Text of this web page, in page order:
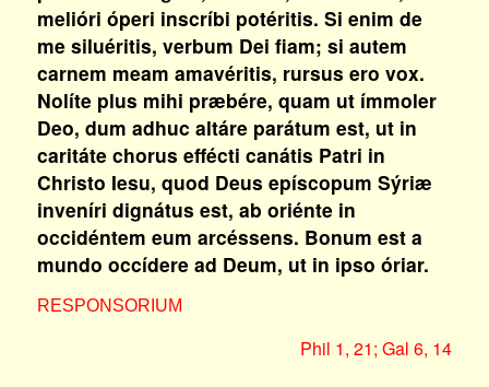
melióri óperi inscríbi potéritis. Si enim de
me siluéritis, verbum Dei fiam; si autem
carnem meam amavéritis, rursus ero vox.
Nolíte plus mihi præbére, quam ut ímmoler
Deo, dum adhuc altáre parátum est, ut in
caritáte chorus effécti canátis Patri in
Christo Iesu, quod Deus epíscopum Sýriæ
inveníri dignátus est, ab oriénte in
occidéntem eum arcéssens. Bonum est a
mundo occídere ad Deum, ut in ipso óriar.
RESPONSORIUM
Phil 1, 21; Gal 6, 14